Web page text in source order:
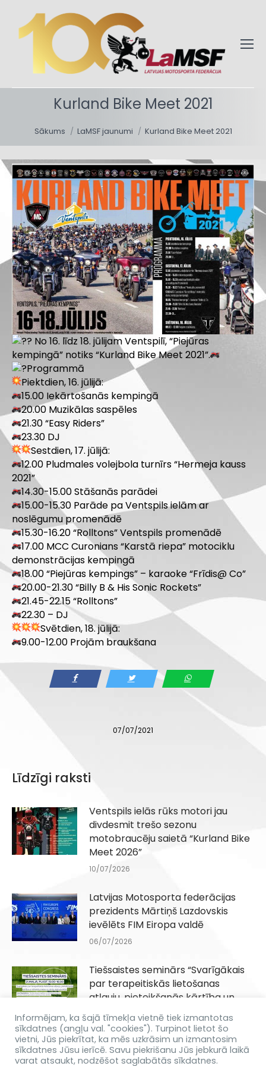
Kurland Bike Meet 2021
Sākums LaMSF jaunumi Kurland Bike Meet 2021
No 16. līdz 18. jūlijam Ventspilī, “Piejūras
kempingā” notiks “Kurland Bike Meet 2021”.
Programmā
Piektdien, 16. jūlijā:
15.00 Iekārtošanās kempingā
20.00 Muzikālas saspēles
21.30 “Easy Riders”
23.30 DJ
Sestdien, 17. jūlijā:
12.00 Pludmales volejbola turnīrs “Hermeja kauss
2021”
14.30-15.00 Stāšanās parādei
15.00-15.30 Parāde pa Ventspils ielām ar
noslēgumu promenādē
15.30-16.20 “Rolltons” Ventspils promenādē
17.00 MCC Curonians “Karstā riepa” motociklu
demonstrācijas kempingā
18.00 “Piejūras kempings” – karaoke “Frīdis@ Co”
20.00-21.30 “Billy B & His Sonic Rockets”
21.45-22.15 “Rolltons”
22.30 – DJ
Svētdien, 18. jūlijā:
9.00-12.00 Projām braukšana
07/07/2021
Līdzīgi raksti
Ventspils ielās rūks motori jau
divdesmit trešo sezonu
motobraucēju saietā “Kurland Bike
Meet 2026”
10/07/2026
Latvijas Motosporta federācijas
prezidents Mārtiņš Lazdovskis
ievēlēts FIM Eiropa valdē
06/07/2026
Tiešsaistes seminārs “Svarīgākais
par terapeitiskās lietošanas
atļauju, pieteikšanās kārtība un
klīniskā prakse no ārsta
skatupunkta”
14/05/2026
Informējam, ka šajā tīmekļa vietnē tiek izmantotas
sīkdatnes (angļu val. "cookies"). Turpinot lietot šo
vietni, Jūs piekrītat, ka mēs uzkrāsim un izmantosim
sīkdatnes Jūsu ierīcē. Savu piekrišanu Jūs jebkurā laikā
varat atsaukt, nodzēšot saglabātās sīkdatnes.